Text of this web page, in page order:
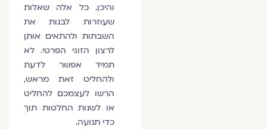
והיכן. כל אלה שאלות
שעוזרות לבנות את
השבתות ולהתאים אותן
לרצון הזוגי הפרטי. לא
תמיד אפשר לדעת
ולהחליט זאת מראש,
הרשו לעצמכם להחליט
או לשנות החלטות תוך
כדי תנועה.